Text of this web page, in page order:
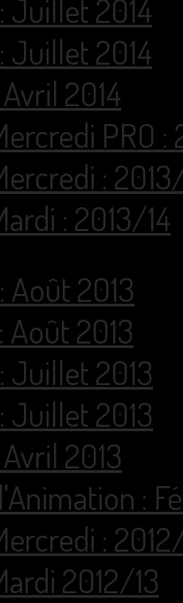
Juillet 2014
Juillet 2014
2014
PRO :
:
: 2013/14
Août 2013
Août 2013
Juillet 2013
Juillet 2013
2013
:
:
2012/13